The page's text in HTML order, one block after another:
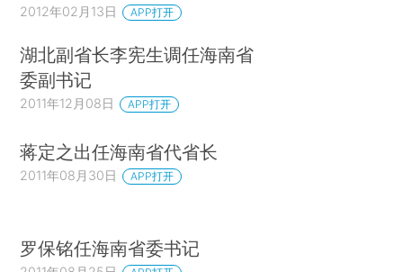
2012年02月13日 APP打开
湖北副省长李宪生调任海南省
委副书记
2011年12月08日 APP打开
蒋定之出任海南省代省长
2011年08月30日 APP打开
罗保铭任海南省委书记